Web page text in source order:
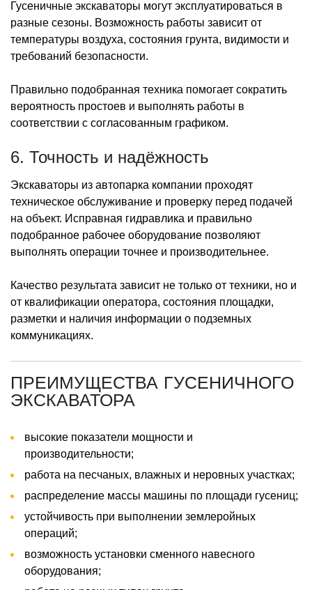
Гусеничные экскаваторы могут эксплуатироваться в
разные сезоны. Возможность работы зависит от
температуры воздуха, состояния грунта, видимости и
требований безопасности.
Правильно подобранная техника помогает сократить
вероятность простоев и выполнять работы в
соответствии с согласованным графиком.
6. Точность и надёжность
Экскаваторы из автопарка компании проходят
техническое обслуживание и проверку перед подачей
на объект. Исправная гидравлика и правильно
подобранное рабочее оборудование позволяют
выполнять операции точнее и производительнее.
Качество результата зависит не только от техники, но и
от квалификации оператора, состояния площадки,
разметки и наличия информации о подземных
коммуникациях.
ПРЕИМУЩЕСТВА ГУСЕНИЧНОГО
ЭКСКАВАТОРА
высокие показатели мощности и
производительности;
работа на песчаных, влажных и неровных участках;
распределение массы машины по площади гусениц;
устойчивость при выполнении землеройных
операций;
возможность установки сменного навесного
оборудования;